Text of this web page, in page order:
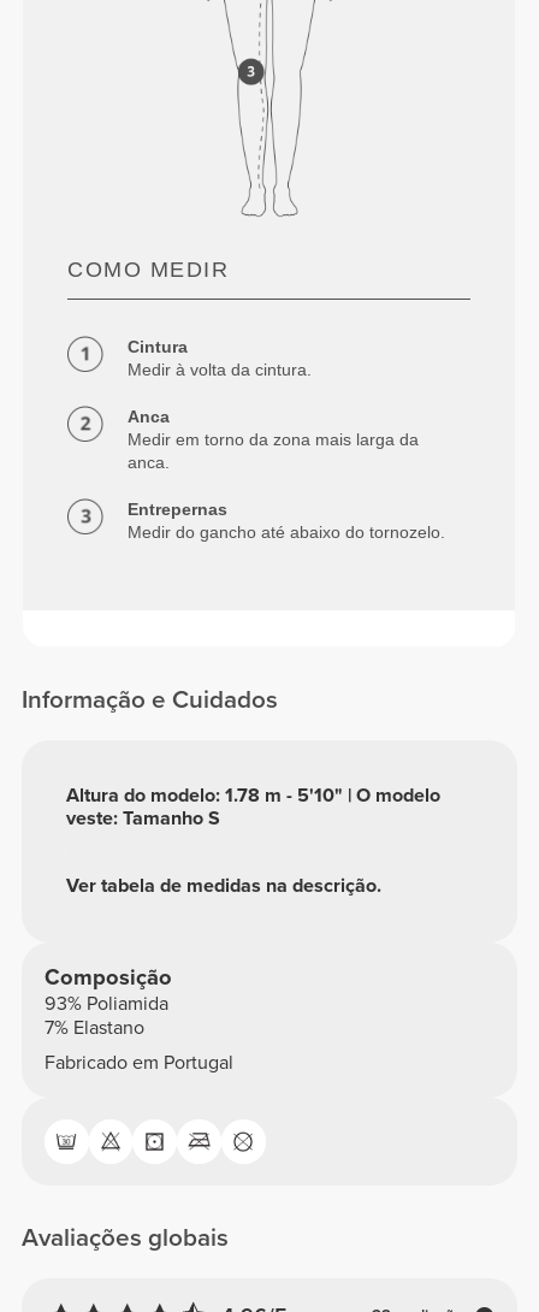
COMO MEDIR
Cintura
Medir à volta da cintura.
Anca
Medir em torno da zona mais larga da
anca.
Entrepernas
Medir do gancho até abaixo do tornozelo.
Informação e Cuidados
Ver tabela de medidas na descrição.
Altura do modelo: 1.78 m - 5'10" | O modelo
veste: Tamanho S
Composição
93% Poliamida
7% Elastano
Fabricado em Portugal
Avaliações globais